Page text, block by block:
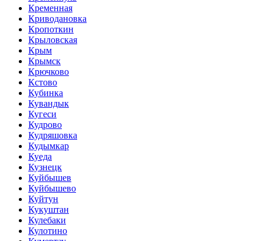
Кременная
Криводановка
Кропоткин
Крыловская
Крым
Крымск
Крючково
Кстово
Кубинка
Кувандык
Кугеси
Кудрово
Кудряшовка
Кудымкар
Куеда
Кузнецк
Куйбышев
Куйбышево
Куйтун
Кукуштан
Кулебаки
Кулотино